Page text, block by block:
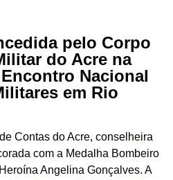
pelo Corpo
do Acre na
Nacional
em Rio
Contas do Acre, conselheira
com a Medalha Bombeiro
Angelina Gonçalves. A